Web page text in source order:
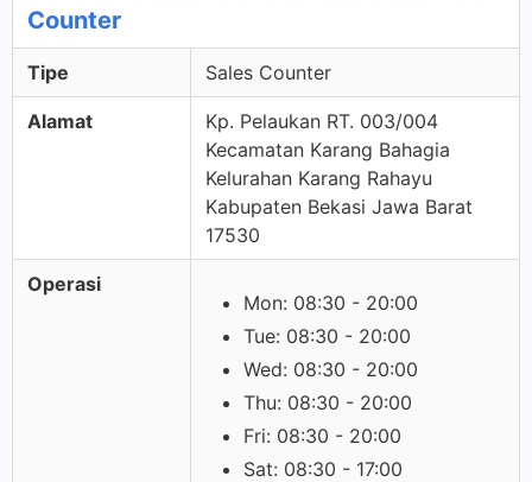
Counter
Tipe Sales Counter
Alamat
Kp. Pelaukan RT. 003/004
Kecamatan Karang Bahagia
Kelurahan Karang Rahayu
Kabupaten Bekasi Jawa Barat
17530
Operasi
Mon: 08:30 - 20:00
Tue: 08:30 - 20:00
Wed: 08:30 - 20:00
Thu: 08:30 - 20:00
Fri: 08:30 - 20:00
Sat: 08:30 - 17:00